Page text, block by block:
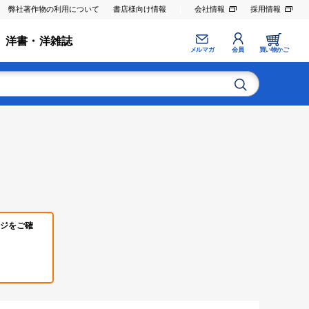
弊社著作物の利用について 書店様向け情報 会社情報 採用情報
洋書・洋雑誌
メルマガ 会員 買い物かご
をご確